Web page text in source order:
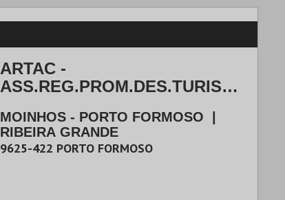
ARTAC -
ASS.REG.PROM.DES.TURISM
SAÚDE
MOINHOS - PORTO FORMOSO
RIBEIRA GRANDE
9625-422 PORTO FORMOSO